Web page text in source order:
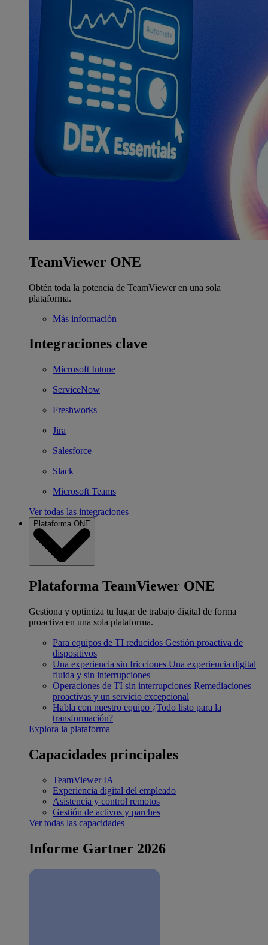
TeamViewer ONE
Obtén toda la potencia de TeamViewer en una sola
plataforma.
Más información
Integraciones clave
Microsoft Intune
ServiceNow
Freshworks
Jira
Salesforce
Slack
Microsoft Teams
Ver todas las integraciones
Plataforma ONE
Plataforma TeamViewer ONE
Gestiona y optimiza tu lugar de trabajo digital de forma
proactiva en una sola plataforma.
Para equipos de TI reducidos Gestión proactiva de
dispositivos
Una experiencia sin fricciones Una experiencia digital
fluida y sin interrupciones
Operaciones de TI sin interrupciones Remediaciones
proactivas y un servicio excepcional
Habla con nuestro equipo ¿Todo listo para la
transformación?
Explora la plataforma
Capacidades principales
TeamViewer IA
Experiencia digital del empleado
Asistencia y control remotos
Gestión de activos y parches
Ver todas las capacidades
Informe Gartner 2026